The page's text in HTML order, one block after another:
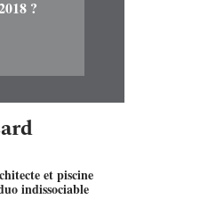
?
et piscine
indissociable